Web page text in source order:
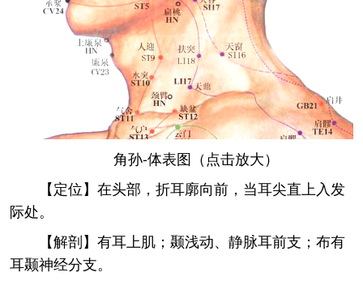
角孙-体表图（点击放大）
【定位】在头部，折耳廓向前，当耳尖直上入发
际处。
【解剖】有耳上肌；颞浅动、静脉耳前支；布有
耳颞神经分支。